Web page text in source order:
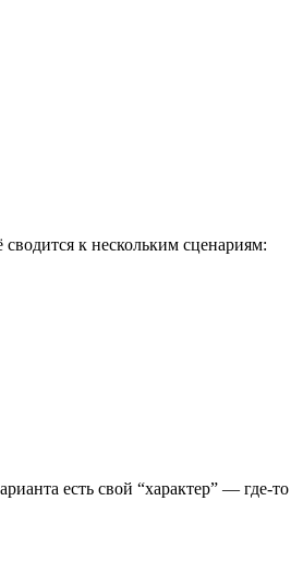
к нескольким сценариям:
есть свой “характер” — где-то